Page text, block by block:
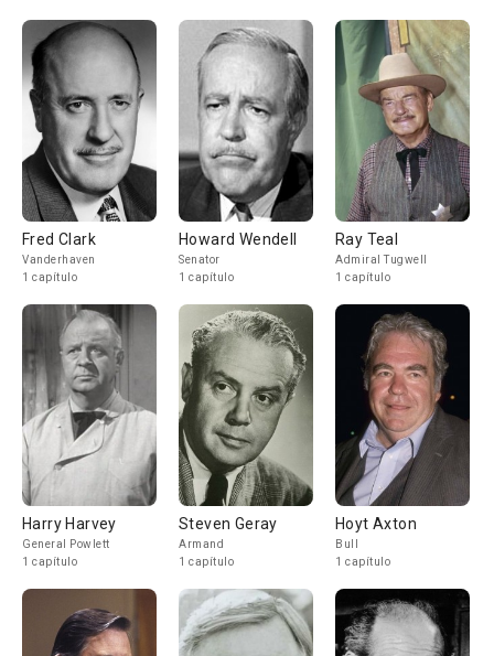
Fred Clark
Vanderhaven
1 capítulo
Howard Wendell
Senator
1 capítulo
Ray Teal
Admiral Tugwell
1 capítulo
Harry Harvey
General Powlett
1 capítulo
Steven Geray
Armand
1 capítulo
Hoyt Axton
Bull
1 capítulo